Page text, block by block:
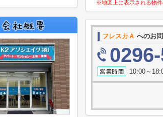
※地図上に表示される物件
フレスカＡ へのお
0296-
10:00～